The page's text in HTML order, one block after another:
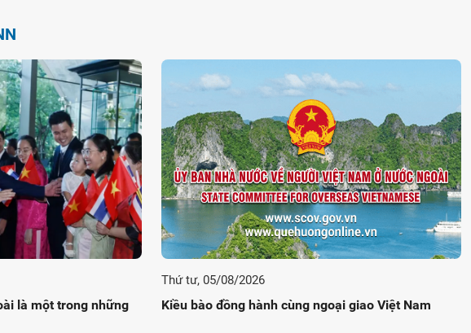
là một trong những
Thứ tư, 05/08/2026
Kiều bào đồng hành cùng ngoại giao Việt Nam